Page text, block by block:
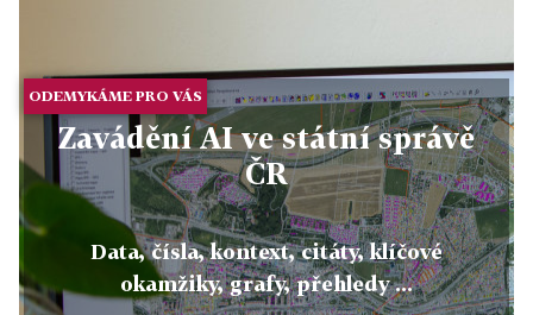
ODEMYKÁME PRO VÁS
Zavádění AI ve státní správě
ČR
Data, čísla, kontext, citáty, klíčové
okamžiky, grafy, přehledy ...